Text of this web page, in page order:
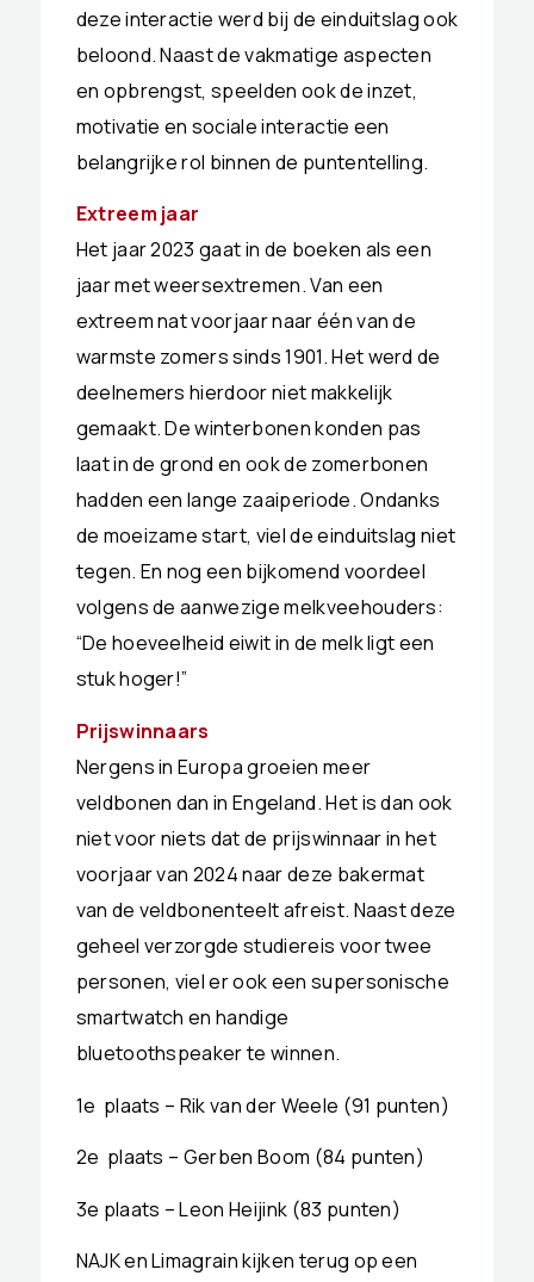
deze interactie werd bij de einduitslag ook
beloond. Naast de vakmatige aspecten
en opbrengst, speelden ook de inzet,
motivatie en sociale interactie een
belangrijke rol binnen de puntentelling.
Extreem jaar
Het jaar 2023 gaat in de boeken als een
jaar met weersextremen. Van een
extreem nat voorjaar naar één van de
warmste zomers sinds 1901. Het werd de
deelnemers hierdoor niet makkelijk
gemaakt. De winterbonen konden pas
laat in de grond en ook de zomerbonen
hadden een lange zaaiperiode. Ondanks
de moeizame start, viel de einduitslag niet
tegen. En nog een bijkomend voordeel
volgens de aanwezige melkveehouders:
“De hoeveelheid eiwit in de melk ligt een
stuk hoger!”
Prijswinnaars
Nergens in Europa groeien meer
veldbonen dan in Engeland. Het is dan ook
niet voor niets dat de prijswinnaar in het
voorjaar van 2024 naar deze bakermat
van de veldbonenteelt afreist. Naast deze
geheel verzorgde studiereis voor twee
personen, viel er ook een supersonische
smartwatch en handige
bluetoothspeaker te winnen.
1e plaats – Rik van der Weele (91 punten)
2e plaats – Gerben Boom (84 punten)
3e plaats – Leon Heijink (83 punten)
NAJK en Limagrain kijken terug op een